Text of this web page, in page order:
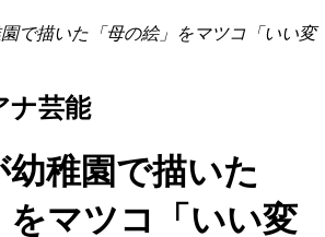
で描いた「母の絵」をマツコ「いい変
芸能
稚園で描いた
をマツコ「いい変